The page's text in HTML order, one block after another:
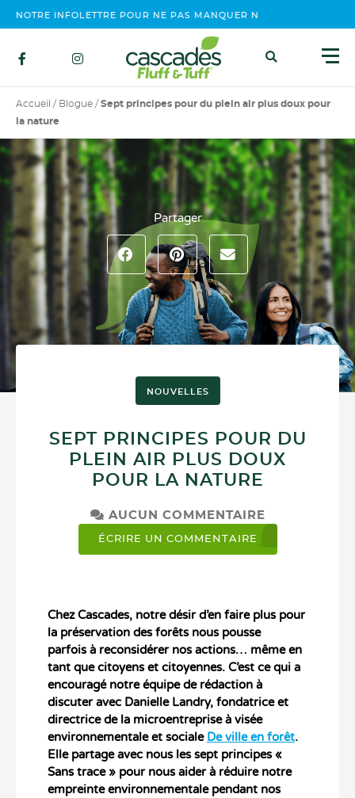
INFOLETTRE POUR NE PAS MANQUER NOS ÉVÉNEMENTS,
Accueil / Blogue / Sept principes pour du plein air plus doux pour
la nature
Partager
NOUVELLES
SEPT PRINCIPES POUR DU
PLEIN AIR PLUS DOUX
POUR LA NATURE
AUCUN COMMENTAIRE
ÉCRIRE UN COMMENTAIRE
Chez Cascades, notre désir d’en faire plus pour
la préservation des forêts nous pousse
parfois à reconsidérer nos actions… même en
tant que citoyens et citoyennes. C’est ce qui a
encouragé notre équipe de rédaction à
discuter avec Danielle Landry, fondatrice et
directrice de la microentreprise à visée
environnementale et sociale De ville en forêt.
Elle partage avec nous les sept principes «
Sans trace » pour nous aider à réduire notre
empreinte environnementale pendant nos